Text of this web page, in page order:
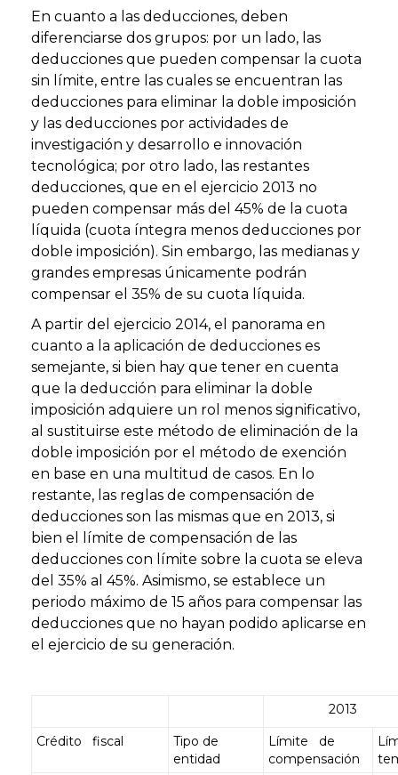
En cuanto a las deducciones, deben
diferenciarse dos grupos: por un lado, las
deducciones que pueden compensar la cuota
sin límite, entre las cuales se encuentran las
deducciones para eliminar la doble imposición
y las deducciones por actividades de
investigación y desarrollo e innovación
tecnológica; por otro lado, las restantes
deducciones, que en el ejercicio 2013 no
pueden compensar más del 45% de la cuota
líquida (cuota íntegra menos deducciones por
doble imposición). Sin embargo, las medianas y
grandes empresas únicamente podrán
compensar el 35% de su cuota líquida.
A partir del ejercicio 2014, el panorama en
cuanto a la aplicación de deducciones es
semejante, si bien hay que tener en cuenta
que la deducción para eliminar la doble
imposición adquiere un rol menos significativo,
al sustituirse este método de eliminación de la
doble imposición por el método de exención
en base en una multitud de casos. En lo
restante, las reglas de compensación de
deducciones son las mismas que en 2013, si
bien el límite de compensación de las
deducciones con límite sobre la cuota se eleva
del 35% al 45%. Asimismo, se establece un
periodo máximo de 15 años para compensar las
deducciones que no hayan podido aplicarse en
el ejercicio de su generación.
2013
Crédito fiscal
Tipo de
entidad
Límite de
compensación